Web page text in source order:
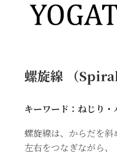
螺旋線 （
キーワード：ねじり
螺旋線は、からだを斜
左右をつなぎながら、